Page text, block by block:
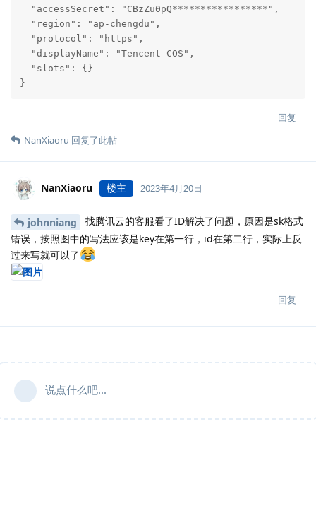
  "accessSecret": "CBzZu0pQ*****************",
  "region": "ap-chengdu",
  "protocol": "https",
  "displayName": "Tencent COS",
  "slots": {}
}
回复
NanXiaoru 回复了此帖
NanXiaoru 楼主 2023年4月20日
johnniang
找腾讯云的客服看了ID解决了问题，原因是sk格式
错误，按照图中的写法应该是key在第一行，id在第二行，实际上反
过来写就可以了
回复
说点什么吧...